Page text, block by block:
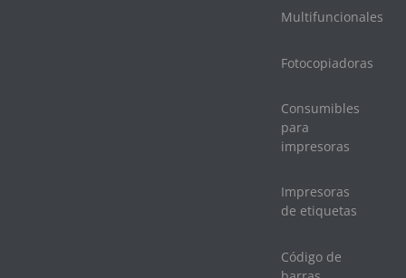
Multifuncionales
Fotocopiadoras
Consumibles
para
impresoras
Impresoras
de etiquetas
Código de